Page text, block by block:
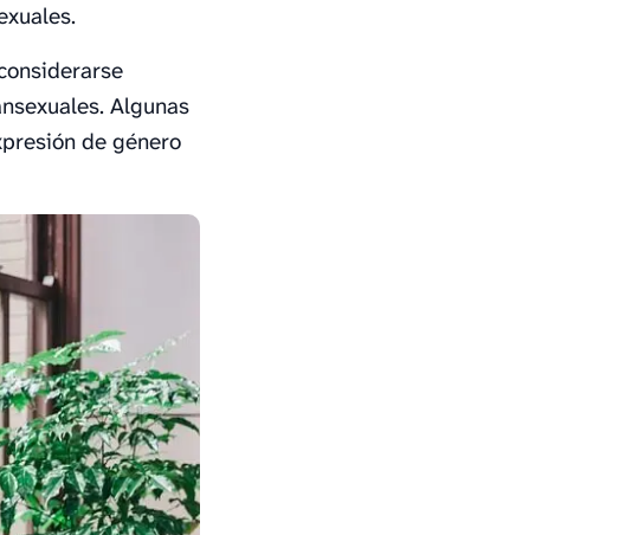
Algunas
de género